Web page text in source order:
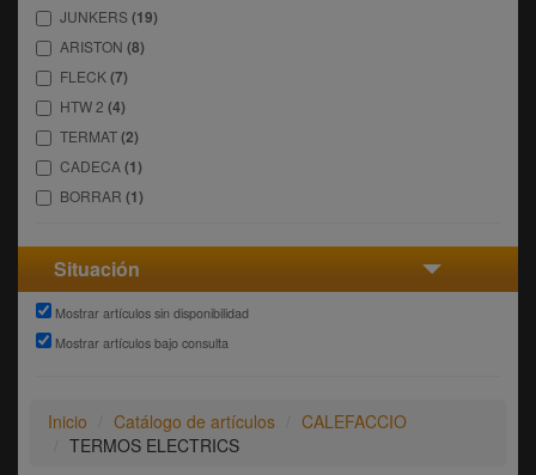
JUNKERS(19)
ARISTON (8)
FLECK(7)
HTW 2 (4)
TERMAT(2)
CADECA(1)
BORRAR (1)
Situación
Mostrar artículos sin disponibilidad
Mostrar artículos bajo consulta
Inicio Catálogo de artículos
CALEFACCIO
TERMOS ELECTRICS